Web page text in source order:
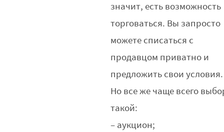
значит, есть возможность
торговаться. Вы запросто
можете списаться с
продавцом приватно и
предложить свои условия.
Но все же чаще всего
такой:
– аукцион;